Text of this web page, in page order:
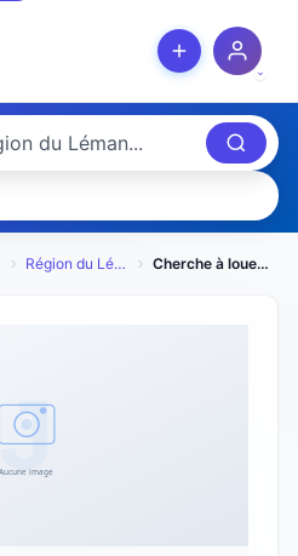
Région du Léman Cherche à louer pour méditation